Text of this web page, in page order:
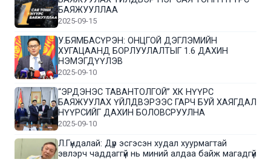
БАЯЖУУЛЛАА
2025-09-15
У.БЯМБАСҮРЭН: ОНЦГОЙ ДЭГЛЭМИЙН
ХУГАЦААНД БОРЛУУЛАЛТЫГ 1.6 ДАХИН
НЭМЭГДҮҮЛЭВ
2025-09-10
“ЭРДЭНЭС ТАВАНТОЛГОЙ” ХК НҮҮРС
БАЯЖУУЛАХ ҮЙЛДВЭРЭЭС ГАРЧ БУЙ ХАЯГДАЛ
НҮҮРСИЙГ ДАХИН БОЛОВСРУУЛНА
2025-09-10
Л.Гүндалай: Дүр эсгэсэн худал хуурмагтай
эвлэрч чаддаггүй нь миний алдаа байж магадгүй